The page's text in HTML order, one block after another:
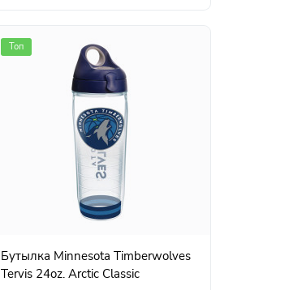
Топ
Бутылка Minnesota Timberwolves
Tervis 24oz. Arctic Classic